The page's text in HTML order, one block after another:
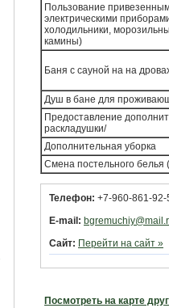
Пользование
электрическими
холодильники,
камины)
Баня с сауной на на
Душ в бане для
Предоставление
раскладушки/
Дополнительная уборка
Смена постельного белья
Телефон: +7-960-861-
E-mail:
Сайт: Перейти на сайт »
Посмотреть на карте